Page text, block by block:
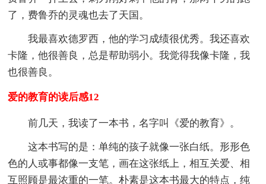
了，费鲁乔的灵魂也去了天国。
我最喜欢德罗西，他的学习成绩很优秀。我还喜欢
卡隆，他很善良，总是帮助弱小。我觉得我像卡隆，我
也很善良。
爱的教育的读后感12
前几天，我读了一本书，名字叫《爱的教育》。
这本书写的是：单纯的孩子就像一张白纸。形形色
色的人或事都像一支笔，画在这张纸上，相互关爱、相
互照顾是最浓重的一笔。朴素是这本书最大的特点，纯